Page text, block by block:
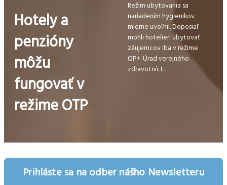
Hotely a
penzióny
môžu
fungovať v
režime OTP
Režim ubytovania sa
nariadením hygienikov
mierne uvoľnil. Doposiaľ
mohli hotelieri ubytovať
záujemcov iba v režime
OP+. Úrad verejného
zdravotníct...
Prihláste sa na odber nášho Newsletteru